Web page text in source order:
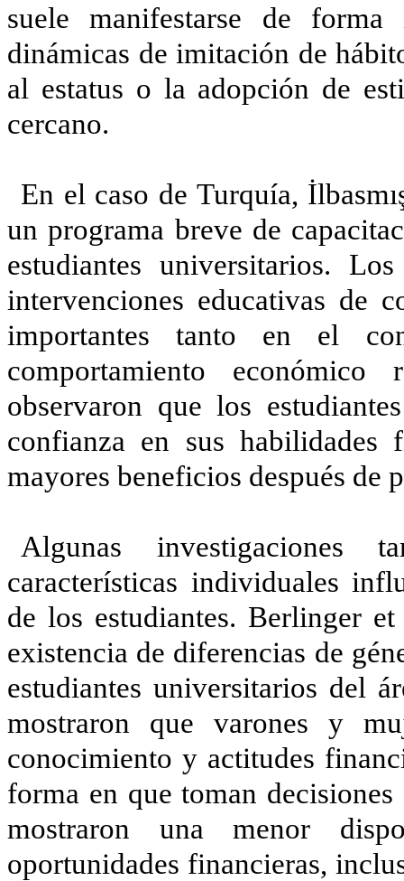
suele manifestarse de
dinámicas de imitación de
al estatus o la adopción de
cercano.
En el caso de Turquía,
un programa breve de
estudiantes universitarios.
intervenciones educativas de
importantes tanto en el
comportamiento económico
observaron que los
confianza en sus habilidades
mayores beneficios después de
Algunas investigaciones
características individuales
de los estudiantes. Berlinger
existencia de diferencias de
estudiantes universitarios del
mostraron que varones y
conocimiento y actitudes
forma en que toman
mostraron una menor
oportunidades financieras,